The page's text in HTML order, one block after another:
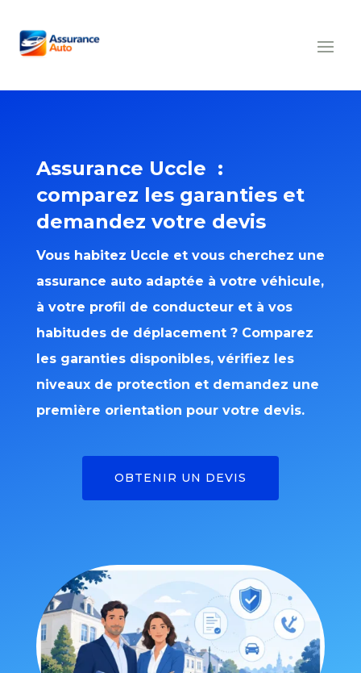
Assurance Uccle :
comparez les garanties et
demandez votre devis
Vous habitez Uccle et vous cherchez une
assurance auto adaptée à votre véhicule,
à votre profil de conducteur et à vos
habitudes de déplacement ? Comparez
les garanties disponibles, vérifiez les
niveaux de protection et demandez une
première orientation pour votre devis.
OBTENIR UN DEVIS